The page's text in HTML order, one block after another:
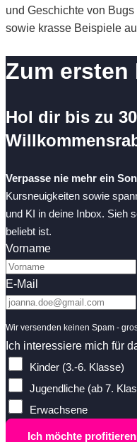
und Geschichte von
sowie krasse Beispiele
Zum ersten
Hol dir bis zu
Verpasse nie mehr ein
Kursneuigkeiten sowie
und KI in deine Inbox. Sieh
beliebt ist.
Vorname
E-Mail
Wir versenden keinen Spam -
Ich interessiere mich für
Kinder (3.-6. Klasse)
Jugendliche (ab 7.
Erwachsene
Ich möchte profitieren